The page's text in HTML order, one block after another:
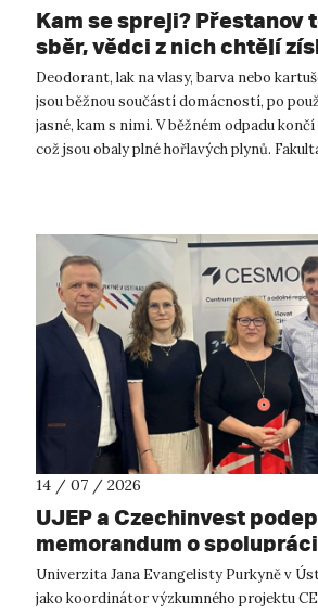
Kam se spreji? Přestanov
sběr, vědci z nich chtějí
kovy
Deodorant, lak na vlasy, barva nebo
jsou běžnou součástí domácností, po
jasné, kam s nimi. V běžném odpadu
což jsou obaly plné hořlavých plynů.
14 / 07 / 2026
UJEP a Czechinvest
memorandum o
podnikatelském
výzkum CESMOD
Univerzita Jana Evangelisty Purkyně v
jako koordinátor výzkumného projektu